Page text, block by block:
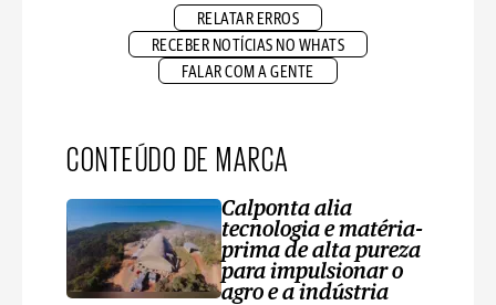
RELATAR ERROS
RECEBER NOTÍCIAS NO WHATS
FALAR COM A GENTE
CONTEÚDO DE MARCA
Calponta alia
tecnologia e matéria-
prima de alta pureza
para impulsionar o
agro e a indústria